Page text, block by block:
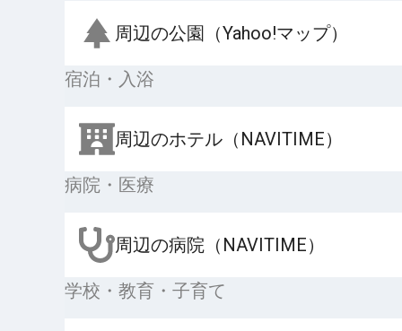
周辺の公園（Yahoo!マップ）
宿泊・入浴
周辺のホテル（NAVITIME）
病院・医療
周辺の病院（NAVITIME）
学校・教育・子育て